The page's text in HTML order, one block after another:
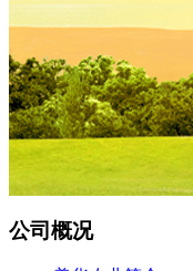
公司概况